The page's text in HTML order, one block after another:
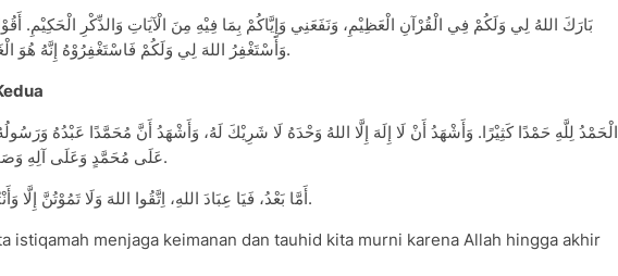
بَارَكَ اللهُ لِي وَلَكُمْ فِي الْقُرْآنِ الْعَظِيْمِ، وَنَفَعَنِي وَإِيَّاكُمْ بِمَا فِيْهِ مِنَ الْآيَاتِ وَالذِّكْرِ الْحَكِيْمِ.
وَأَسْتَغْفِرُ اللهَ لِي وَلَكُمْ فَاسْتَغْفِرُوْهُ إِنَّهُ هُوَ الْغَفُوْرُ الرَّحِيْمُ.
الْحَمْدُ لِلَّهِ حَمْدًا كَثِيْرًا. وَأَشْهَدُ أَنْ لَا إِلَهَ إِلَّا اللهُ وَحْدَهُ لَا شَرِيْكَ لَهُ، وَأَشْهَدُ أَنَّ مُحَمَّدًا عَبْدُهُ
عَلَى مُحَمَّدٍ وَعَلَى آلِهِ وَصَحْبِهِ أَجْمَعِيْنَ.
أَمَّا بَعْدُ، فَيَا عِبَادَ اللهِ، اِتَّقُوا اللهَ وَلَا تَمُوْتُنَّ إِلَّا وَأَنْتُمْ مُسْلِمُوْنَ.
istiqamah menjaga keimanan dan tauhid kita murni karena Allah hingga akhir